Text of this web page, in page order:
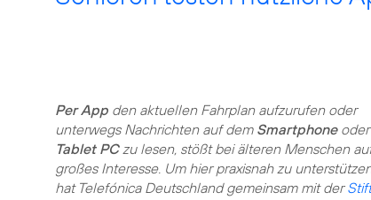
Per App den aktuellen Fahrplan aufzurufen oder
unterwegs Nachrichten auf dem Smartphoneoder
Tablet PCzu lesen, stößt bei älteren Menschen
großes Interesse. Um hier praxisnah zu
hat Telefónica Deutschland gemeinsam mit der